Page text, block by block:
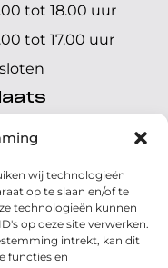
wij technologieën
op te slaan en/of te
technologieën kunnen
op deze site verwerken.
intrekt, kan dit
functies en
tot 18.00 uur
tot 17.00 uur
tot 17.00 uur